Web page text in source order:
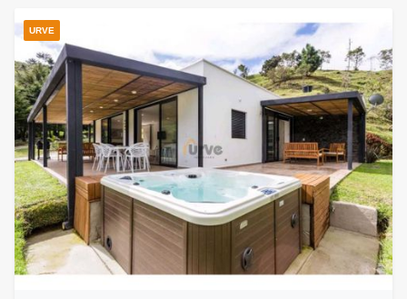
URVE